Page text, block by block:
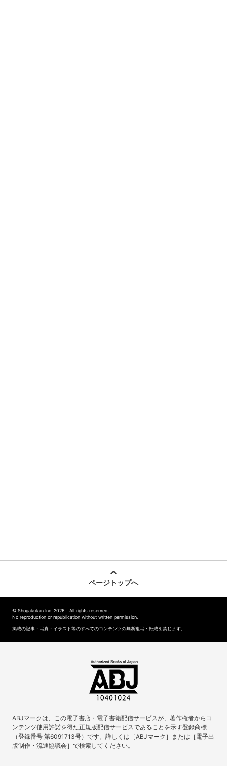
ページトップへ
© Shogakukan Inc. 2026 All rights reserved.
No reproduction or republication without written permission.
掲載の記事・写真・イラスト等のすべてのコンテンツの無断複写・転載を禁じます。
ABJマークは、この電子書店・電子書籍配信サービスが、著作権者からコ
ンテンツ使用許諾を得た正規版配信サービスであることを示す登録商標
（登録番号 第6091713号）です。詳しくは［ABJマーク］または［電子出
版制作・流通協議会］で検索してください。